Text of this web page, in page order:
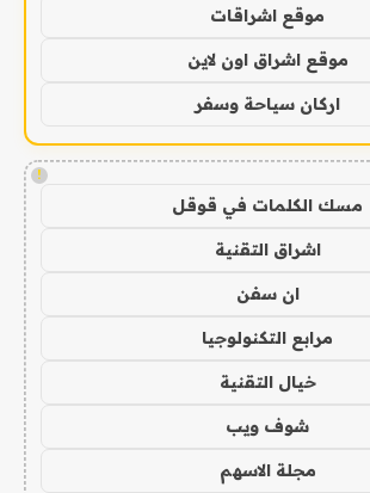
موقع اشراقات
موقع اشراق اون لاين
اركان سياحة وسفر
!
مسك الكلمات في قوقل
اشراق التقنية
ان سفن
مرابع التكنولوجيا
خيال التقنية
شوف ويب
مجلة الاسهم